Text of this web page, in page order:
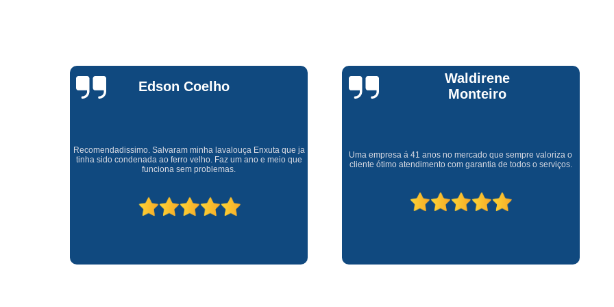
Assistencia Tecnica
Assistencia Tecnica Forno Microondas
Conserto de Maquina de Lavar
Conserto Maquina de Lavar
Conserto Maquina Lavar Roupa
Waldirene
Monteiro
Uma empresa á 41 anos no mercado que sempre valoriza o
cliente ótimo atendimento com garantia de todos o serviços.
Claúdia
Andrullis
telefônico (q hj infelizmente é um problema), e a eficiência do
técnico Sr Henrique na solução do problema da minha lava e
seca q minha família não vive mais sem. #recomendo os